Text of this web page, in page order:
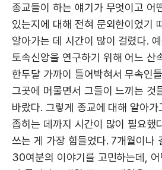
종교들이 하는 얘기가 무엇이고 어
있는지에 대해 전혀 문외한이었기
알아가는 데 시간이 많이 걸렸다.
토속신앙을 연구하기 위해 어느 산
한두달 가까이 틀어박혀서 무속인
그곳에 머물면서 그들이 느끼는 것
바랐다. 그렇게 종교에 대해 알아
좁히는 데까지 시간이 많이 필요했
쓰는 게 가장 힘들었다. 7개월이나
30여분의 이야기를 고민하는데,